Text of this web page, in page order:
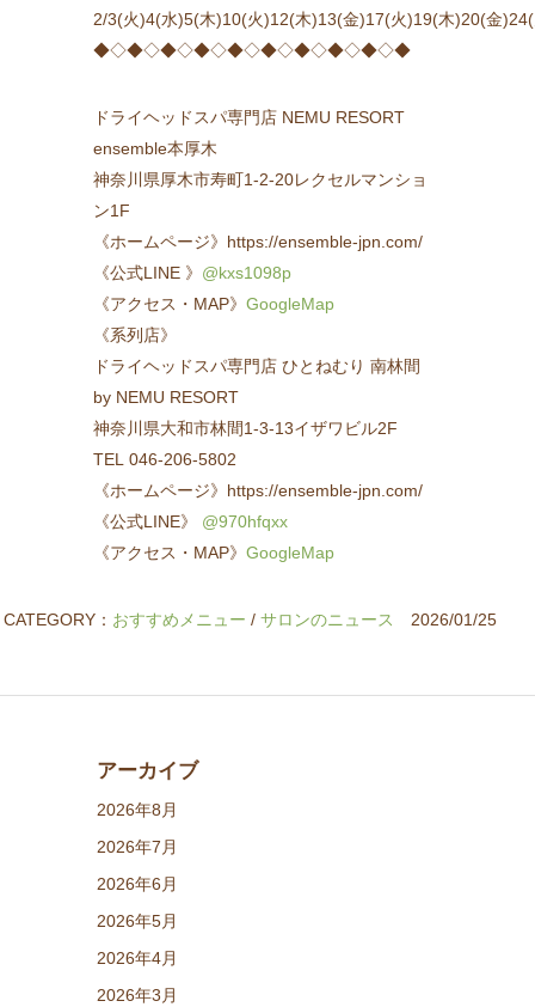
2/3(火)4(水)5(木)10(火)12(木)13(金)17(火)19(木)20(金
◆◇◆◇◆◇◆◇◆◇◆◇◆◇◆◇◆◇◆
ドライヘッドスパ専門店 NEMU RESORT
ensemble本厚木
神奈川県厚木市寿町1-2-20レクセルマンショ
ン1F
《ホームページ》https://ensemble-jpn.com/
《公式LINE 》 @kxs1098p
《アクセス・MAP》GoogleMap
《系列店》
ドライヘッドスパ専門店 ひとねむり 南林間
by NEMU RESORT
神奈川県大和市林間1-3-13イザワビル2F
TEL 046-206-5802
《ホームページ》https://ensemble-jpn.com/
《公式LINE》
@970hfqxx
《アクセス・MAP》GoogleMap
CATEGORY： おすすめメニュー / サロンのニュース 2026/01/25
アーカイブ
2026年8月
2026年7月
2026年6月
2026年5月
2026年4月
2026年3月